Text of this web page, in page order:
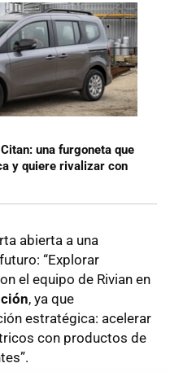
una furgoneta que
y quiere rivalizar con
abierta a una
“Explorar
el equipo de Rivian en
, ya que
estratégica: acelerar
con productos de